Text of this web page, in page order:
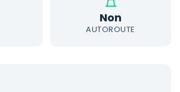
Non
AUTOROUTE